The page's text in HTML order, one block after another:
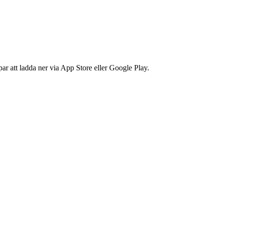
att ladda ner via App Store eller Google Play.